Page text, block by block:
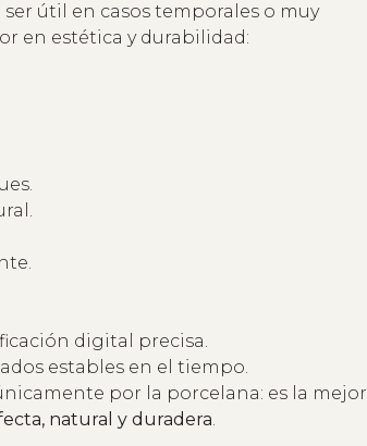
útil en casos temporales o muy
en estética y durabilidad:
digital precisa.
estables en el tiempo.
por la porcelana: es la mejor
natural y duradera